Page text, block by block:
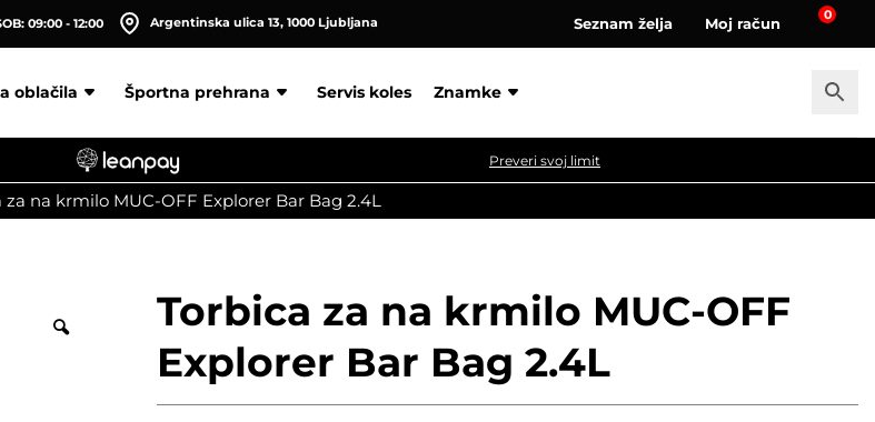
09:00 - 12:00 Argentinska ulica 13, 1000 Ljubljana Seznam želja Moj račun 0
oblačila Športna prehrana Servis koles Znamke
Preveri svoj limit
za na krmilo MUC-OFF Explorer Bar Bag 2.4L
Torbica za na krmilo MUC-OFF
Explorer Bar Bag 2.4L